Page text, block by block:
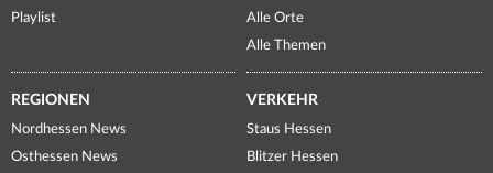
Playlist
Alle Orte
Alle Themen
REGIONEN
Nordhessen News
Osthessen News
VERKEHR
Staus Hessen
Blitzer Hessen